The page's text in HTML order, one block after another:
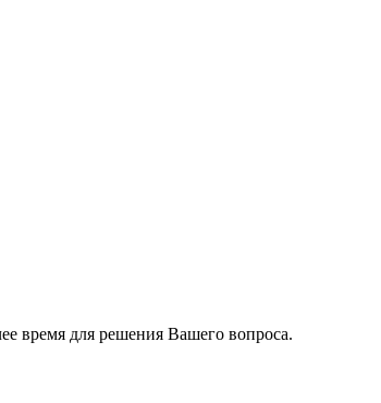
время для решения Вашего вопроса.